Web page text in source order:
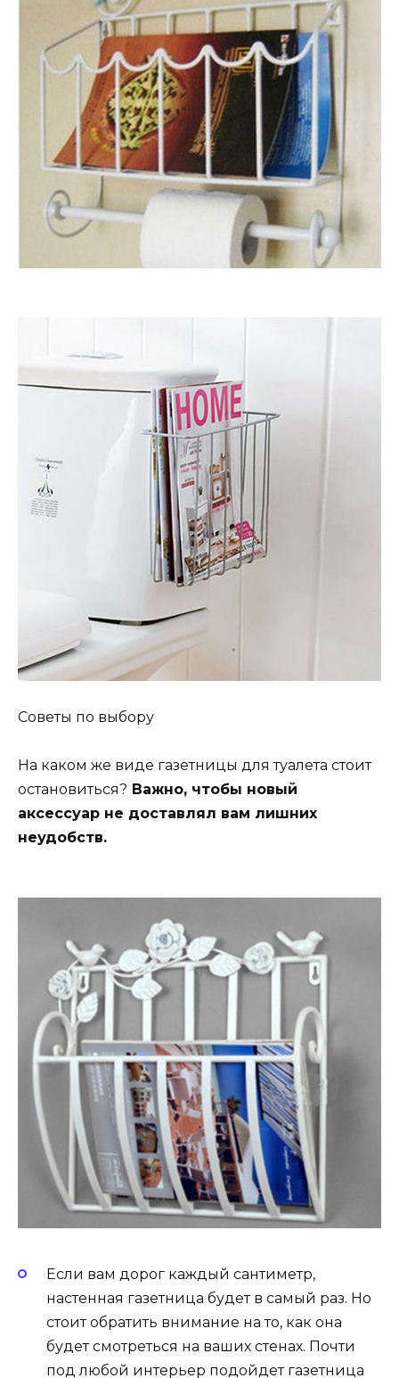
Советы по выбору
На каком же виде газетницы для туалета стоит
остановиться? Важно, чтобы новый
аксессуар не доставлял вам лишних
неудобств.
Если вам дорог каждый сантиметр,
настенная газетница будет в самый раз. Но
стоит обратить внимание на то, как она
будет смотреться на ваших стенах. Почти
под любой интерьер подойдет газетница